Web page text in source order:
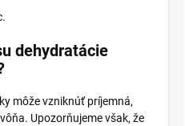
dehydratácie
môže vzniknúť príjemná,
Upozorňujeme však, že